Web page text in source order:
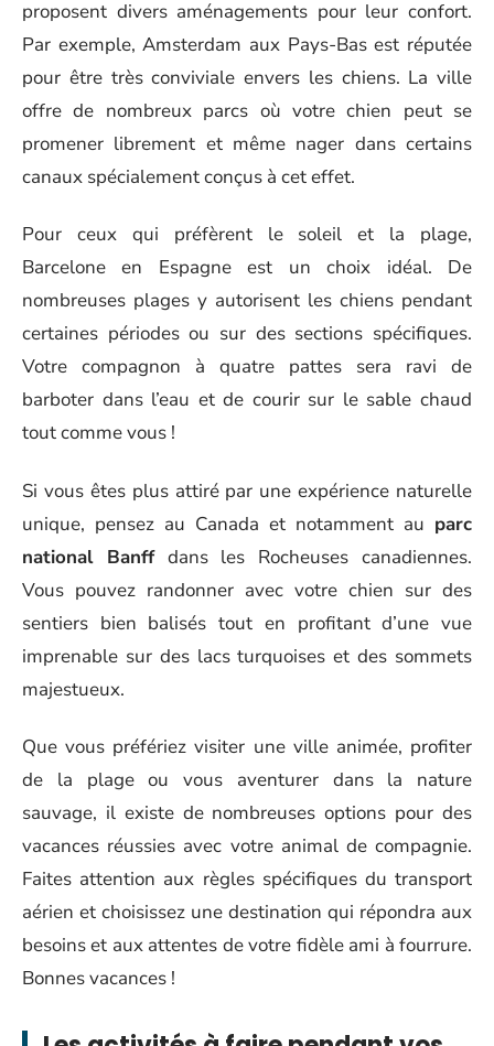
proposent divers aménagements pour leur confort.
Par exemple, Amsterdam aux Pays-Bas est réputée
pour être très conviviale envers les chiens. La ville
offre de nombreux parcs où votre chien peut se
promener librement et même nager dans certains
canaux spécialement conçus à cet effet.
Pour ceux qui préfèrent le soleil et la plage,
Barcelone en Espagne est un choix idéal. De
nombreuses plages y autorisent les chiens pendant
certaines périodes ou sur des sections spécifiques.
Votre compagnon à quatre pattes sera ravi de
barboter dans l’eau et de courir sur le sable chaud
tout comme vous !
Si vous êtes plus attiré par une expérience naturelle
unique, pensez au Canada et notamment au parc
national Banffdans les Rocheuses canadiennes.
Vous pouvez randonner avec votre chien sur des
sentiers bien balisés tout en profitant d’une vue
imprenable sur des lacs turquoises et des sommets
majestueux.
Que vous préfériez visiter une ville animée, profiter
de la plage ou vous aventurer dans la nature
sauvage, il existe de nombreuses options pour des
vacances réussies avec votre animal de compagnie.
Faites attention aux règles spécifiques du transport
aérien et choisissez une destination qui répondra aux
besoins et aux attentes de votre fidèle ami à fourrure.
Bonnes vacances !